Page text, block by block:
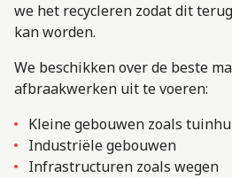
we het recycleren zodat dit
kan worden.
We beschikken over de beste
afbraakwerken uit te voeren:
Kleine gebouwen zoals
Industriële gebouwen
Infrastructuren zoals wegen